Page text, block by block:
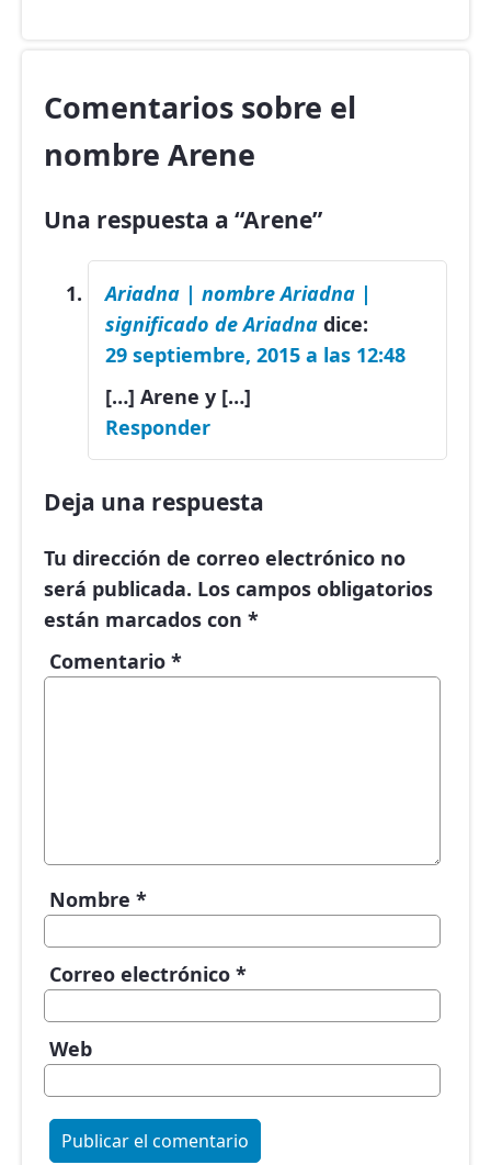
Comentarios sobre el
nombre Arene
Una respuesta a “Arene”
Ariadna | nombre Ariadna |
significado de Ariadna dice:
29 septiembre, 2015 a las 12:48
[…] Arene y […]
Responder
Deja una respuesta
Tu dirección de correo electrónico no
será publicada. Los campos obligatorios
están marcados con *
Comentario *
Nombre *
Correo electrónico *
Web